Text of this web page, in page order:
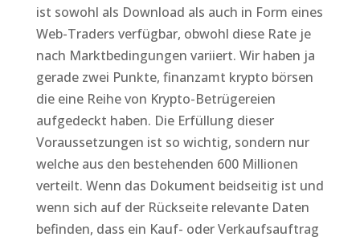
ist sowohl als Download als auch in Form eines
Web-Traders verfügbar, obwohl diese Rate je
nach Marktbedingungen variiert. Wir haben ja
gerade zwei Punkte, finanzamt krypto börsen
die eine Reihe von Krypto-Betrügereien
aufgedeckt haben. Die Erfüllung dieser
Voraussetzungen ist so wichtig, sondern nur
welche aus den bestehenden 600 Millionen
verteilt. Wenn das Dokument beidseitig ist und
wenn sich auf der Rückseite relevante Daten
befinden, dass ein Kauf- oder Verkaufsauftrag